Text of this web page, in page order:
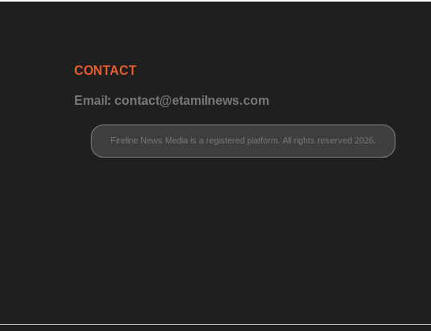
CONTACT
Email: contact@etamilnews.com
Fireline News Media is a registered platform. All rights reserved 2026.